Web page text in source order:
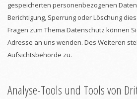
gespeicherten personenbezogenen
Berichtigung, Sperrung oder Löschung
Fragen zum Thema Datenschutz können
Adresse an uns wenden. Des Weiteren
Aufsichtsbehörde zu.
Analyse-Tools und Tools von